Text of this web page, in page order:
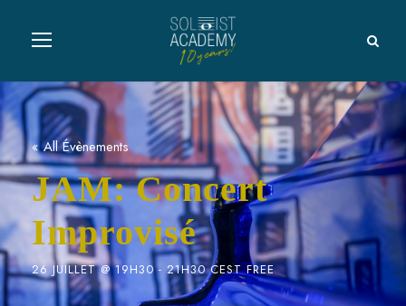
« All Évènements
JAM: Concert
Improvisé
26 JUILLET @ 19H30-21H30 CESTFREE